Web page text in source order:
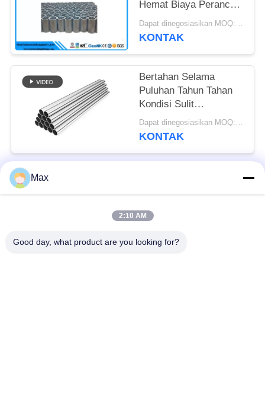
Hemat Biaya Perancah
Siap Seng Kemurnian
Tinggi Berbagai
Dapat dinegosiasikan MOQ:1 buah
KONTAK
Bertahan Selama
Puluhan Tahun Tahan
Kondisi Sulit
Perawatan Rendah
Perawatan Rendah
Dapat dinegosiasikan MOQ:1 buah
KONTAK
Bad Request
duplex super
Max
2:10 AM
Good day, what product are you looking for?